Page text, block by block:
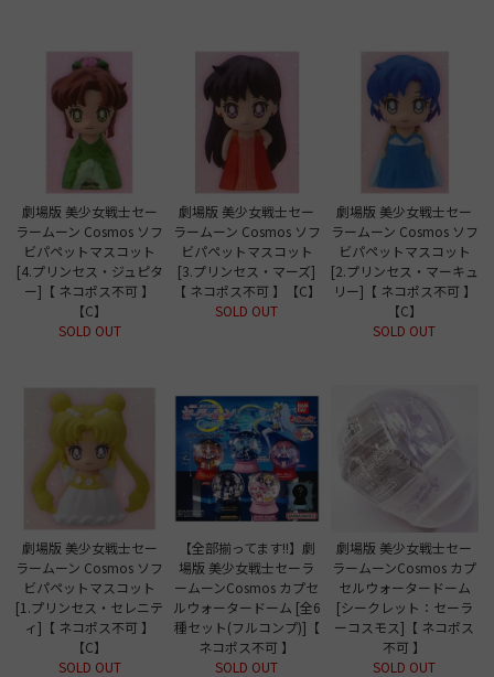
劇場版 美少女戦士セー
ラームーン Cosmos ソフ
ビパペットマスコット
[4.プリンセス・ジュピタ
ー]【 ネコポス不可 】
【C】
SOLD OUT
劇場版 美少女戦士セー
ラームーン Cosmos ソフ
ビパペットマスコット
[3.プリンセス・マーズ]
【 ネコポス不可 】【C】
SOLD OUT
劇場版 美少女戦士セー
ラームーン Cosmos ソフ
ビパペットマスコット
[2.プリンセス・マーキュ
リー]【 ネコポス不可 】
【C】
SOLD OUT
劇場版 美少女戦士セー
ラームーン Cosmos ソフ
ビパペットマスコット
[1.プリンセス・セレニテ
ィ]【 ネコポス不可 】
【C】
SOLD OUT
【全部揃ってます!!】劇
場版 美少女戦士セーラ
ームーンCosmos カプセ
ルウォータードーム [全6
種セット(フルコンプ)]【
ネコポス不可 】
SOLD OUT
劇場版 美少女戦士セー
ラームーンCosmos カプ
セルウォータードーム
[シークレット：セーラ
ーコスモス]【 ネコポス
不可 】
SOLD OUT